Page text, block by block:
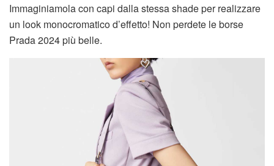
Immaginiamola con capi dalla stessa shade per realizzare
un look monocromatico d’effetto! Non perdete le borse
Prada 2024 più belle.